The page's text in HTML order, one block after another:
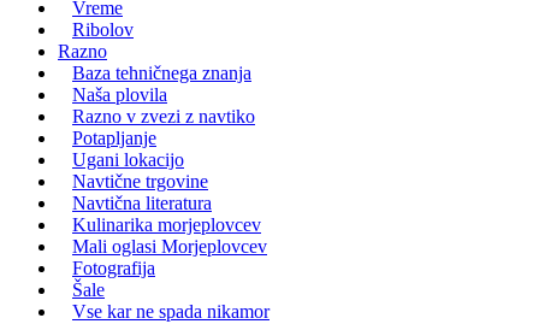
Vreme
Ribolov
Razno
Baza tehničnega znanja
Naša plovila
Razno v zvezi z navtiko
Potapljanje
Ugani lokacijo
Navtične trgovine
Navtična literatura
Kulinarika morjeplovcev
Mali oglasi Morjeplovcev
Fotografija
Šale
Vse kar ne spada nikamor